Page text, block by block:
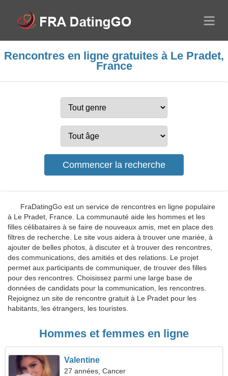
Rencontres en ligne gratuites à Le Pradet,
France
FraDatingGo est un service de rencontres en ligne populaire
à Le Pradet, France. La communauté aide les hommes et les
filles célibataires à se faire de nouveaux amis, met en place des
filtres de recherche. Le site vous aidera à trouver une mariée, à
ajouter de belles photos, à discuter et à trouver des rencontres,
des communications, des amitiés et des relations. Le projet
permet aux participants de communiquer, de trouver des filles
pour des rencontres. Choisissez parmi une large base de
données de candidats pour la communication, les rencontres.
Rejoignez un site de rencontre gratuit à Le Pradet pour les
habitants, les étrangers, les touristes.
Hommes et femmes en ligne
Valentine
27 années, Cancer